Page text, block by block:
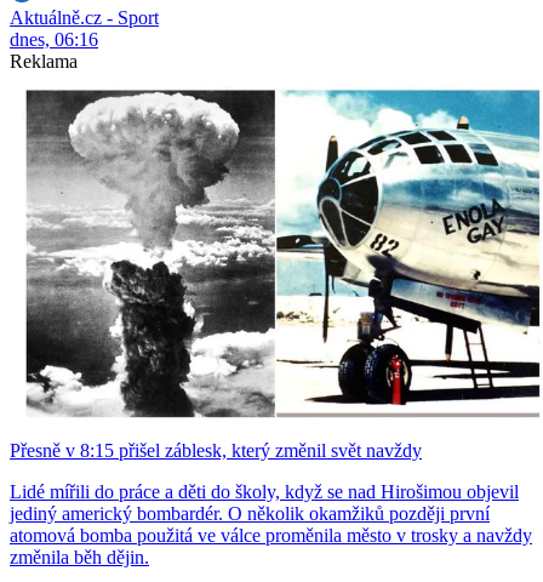
Aktuálně.cz - Sport
dnes, 06:16
Reklama
Přesně v 8:15 přišel záblesk, který změnil svět navždy
Lidé mířili do práce a děti do školy, když se nad Hirošimou objevil
jediný americký bombardér. O několik okamžiků později první
atomová bomba použitá ve válce proměnila město v trosky a navždy
změnila běh dějin.